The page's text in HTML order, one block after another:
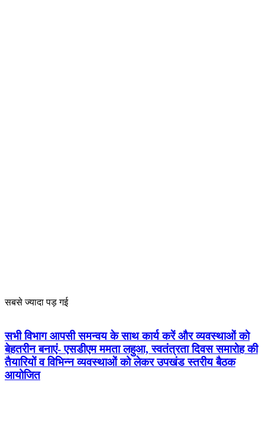
सबसे ज्यादा पड़ गई
सभी विभाग आपसी समन्वय के साथ कार्य करें और व्यवस्थाओं को
बेहतरीन बनाएं- एसडीएम ममता लहुआ, स्वतंत्रता दिवस समारोह की
तैयारियों व विभिन्न व्यवस्थाओं को लेकर उपखंड स्तरीय बैठक
आयोजित